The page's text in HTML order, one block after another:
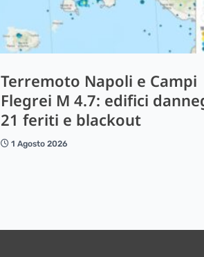
Terremoto Napoli e Campi
Flegrei M 4.7: edifici
21 feriti e blackout
1 Agosto 2026